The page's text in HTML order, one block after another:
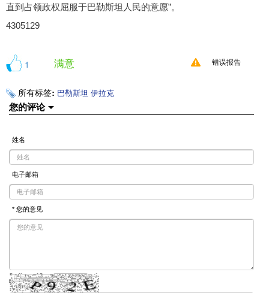
直到占领政权屈服于巴勒斯坦人民的意愿”。
4305129
1 满意 错误报告
所有标签: 巴勒斯坦 伊拉克
您的评论
姓名
电子邮箱
* 您的意见